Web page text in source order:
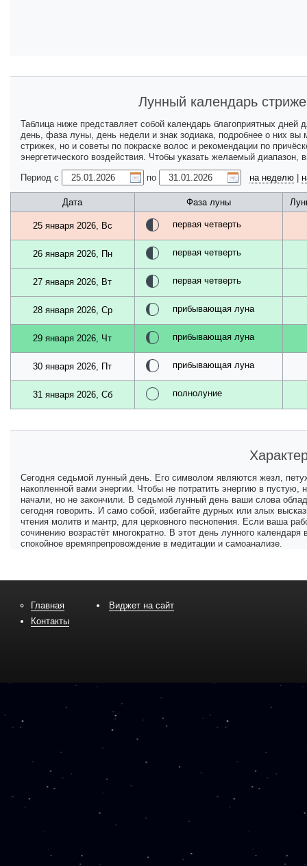
Лунный календарь
Таблица ниже представляет собой календарь благоприятных
день, фаза луны, день недели и знак зодиака, подробнее о них вы
стрижек, но и советы по покраске волос и рекомендации по
энергетического воздействия. Чтобы указать желаемый
Период с
по на неделю
Дата Фаза луны
25 января 2026, Вс первая четверть
26 января 2026, Пн первая четверть
27 января 2026, Вт первая четверть
28 января 2026, Ср прибывающая луна
29 января 2026, Чт прибывающая луна
30 января 2026, Пт прибывающая луна
31 января 2026, Сб полнолуние
Сегодня седьмой лунный день. Его символом являются жезл,
накопленной вами энергии. Чтобы не потратить энергию в
начали, но не закончили. В седьмой лунный день ваши слова
сегодня говорить. И само собой, избегайте дурных или злых
чтения молитв и мантр, для церковного песнопения. Если ваша
сочинению возрастёт многократно. В этот день лунного
спокойное времяпрепровождение в медитации и самоанализе.
Главная
Контакты
Виджет на сайт